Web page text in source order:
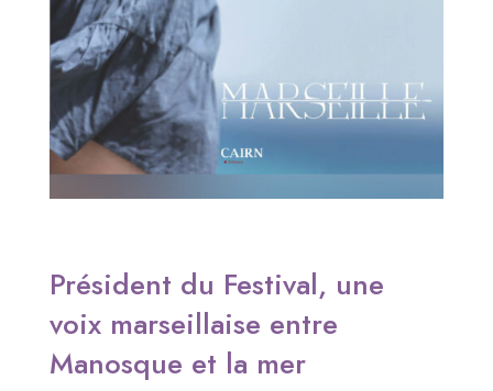
Président du Festival, une
voix marseillaise entre
Manosque et la mer